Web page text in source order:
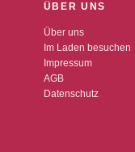
ÜBER UNS
Über uns
Im Laden besuchen
Impressum
AGB
Datenschutz